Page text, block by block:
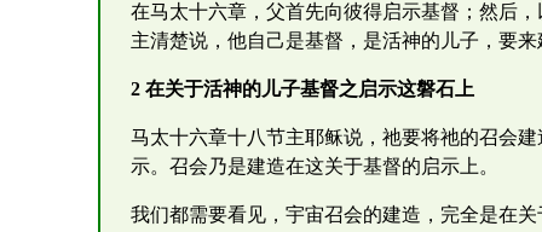
在马太十六章，父首先向彼得启示基督；然后
主清楚说，他自己是基督，是活神的儿子，要
2 在关于活神的儿子基督之启示这磐石上
马太十六章十八节主耶稣说，祂要将祂的召会
示。召会乃是建造在这关于基督的启示上。
我们都需要看见，宇宙召会的建造，完全是在